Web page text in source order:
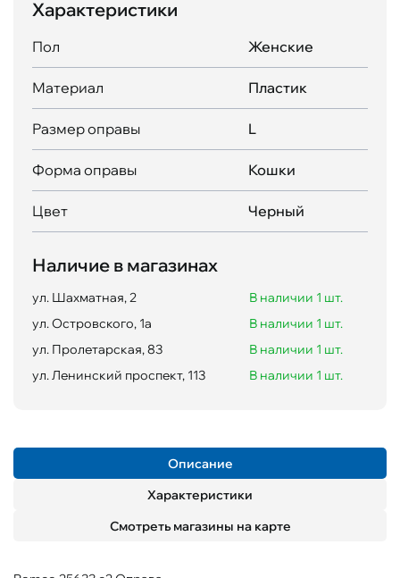
Характеристики
Пол Женские
Материал Пластик
Размер оправы L
Форма оправы Кошки
Цвет Черный
Наличие в магазинах
ул. Шахматная, 2
В наличии 1 шт.
ул. Островского, 1а
В наличии 1 шт.
ул. Пролетарская, 83
В наличии 1 шт.
ул. Ленинский проспект, 113
В наличии 1 шт.
Описание
Характеристики
Смотреть магазины на карте